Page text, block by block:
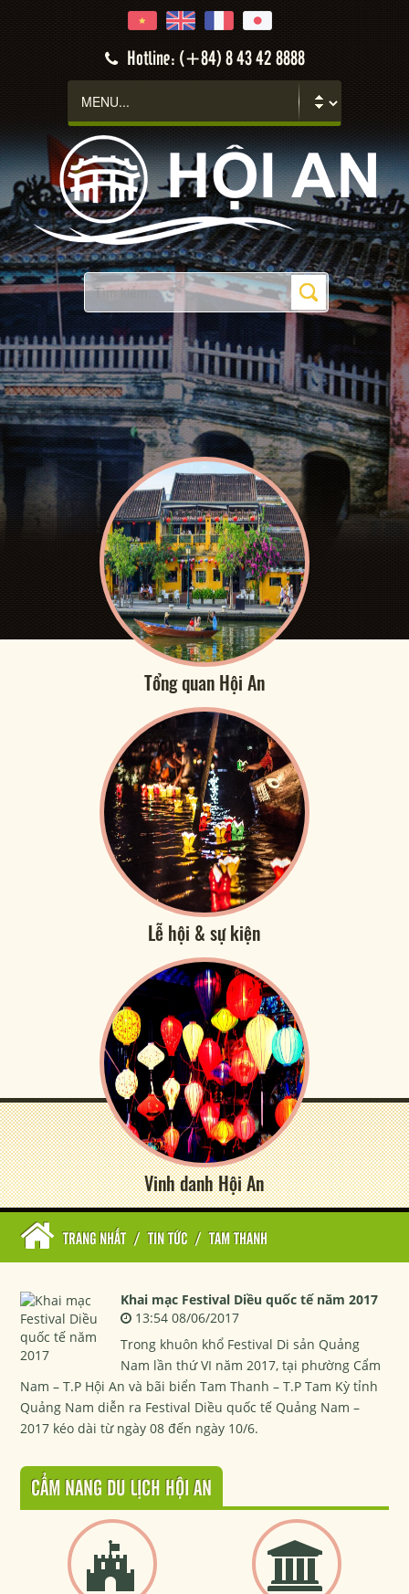
Hotline: (+84) 8 43 42 8888
Tổng quan Hội An
Lễ hội & sự kiện
Vinh danh Hội An
TRANG NHẤT / TIN TỨC / TAM THANH
Khai mạc Festival Diều quốc tế năm 2017
13:54 08/06/2017
Trong khuôn khổ Festival Di sản Quảng
Nam lần thứ VI năm 2017, tại phường Cẩm
Nam – T.P Hội An và bãi biển Tam Thanh – T.P Tam Kỳ tỉnh
Quảng Nam diễn ra Festival Diều quốc tế Quảng Nam –
2017 kéo dài từ ngày 08 đến ngày 10/6.
CẨM NANG DU LỊCH HỘI AN